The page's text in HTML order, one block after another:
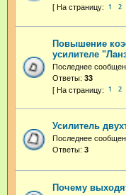
1 2
Повышение
усилителе
Последнее
Ответы: 33
1 2
Усилитель
Последнее
Ответы: 3
Почему